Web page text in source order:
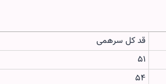
قد کل سرهمی
51
54